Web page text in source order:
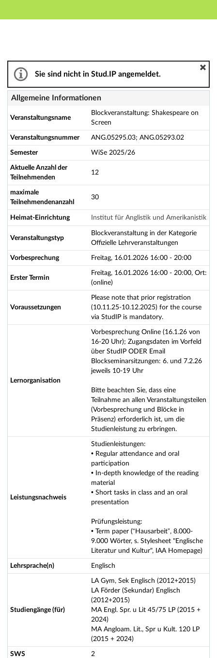
Hauptnavigation
Blockveranstaltung: Shakespeare on Screen - Details
Sie sind nicht in Stud.IP angemeldet.
Allgemeine Informationen
Veranstaltungsname
Blockveranstaltung: Shakespeare on
Screen
Veranstaltungsnummer ANG.05295.03; ANG.05293.02
Semester WiSe 2025/26
Aktuelle Anzahl der
Teilnehmenden
12
maximale
Teilnehmendenanzahl
30
Heimat-Einrichtung Institut für Anglistik und Amerikanistik
Veranstaltungstyp
Blockveranstaltung in der Kategorie
Offizielle Lehrveranstaltungen
Vorbesprechung Freitag, 16.01.2026 16:00 - 20:00
Erster Termin
Freitag, 16.01.2026 16:00 - 20:00, Ort:
(online)
Voraussetzungen
Please note that prior registration
(10.11.25-10.12.2025) for the course
via StudIP is mandatory.
Lernorganisation
Vorbesprechung Online (16.1.26 von
16-20 Uhr); Zugangsdaten im Vorfeld
über StudIP ODER Email
Blockseminarsitzungen: 6. und 7.2.26
jeweils 10-19 Uhr
Bitte beachten Sie, dass eine
Teilnahme an allen Veranstaltungsteilen
(Vorbesprechung und Blöcke in
Präsenz) erforderlich ist, um die
Studienleistung zu erbringen.
Leistungsnachweis
Studienleistungen:
• Regular attendance and oral
participation
• In-depth knowledge of the reading
material
• Short tasks in class and an oral
presentation
Prüfungsleistung:
• Term paper (“Hausarbeit”, 8.000-
9.000 Wörter, s. Stylesheet "Englische
Literatur und Kultur", IAA Homepage)
Lehrsprache(n) Englisch
Studiengänge (für)
LA Gym, Sek Englisch (2012+2015)
LA Förder (Sekundar) Englisch
(2012+2015)
MA Engl. Spr. u Lit 45/75 LP (2015 +
2024)
MA Angloam. Lit., Spr u Kult. 120 LP
(2015 + 2024)
SWS 2